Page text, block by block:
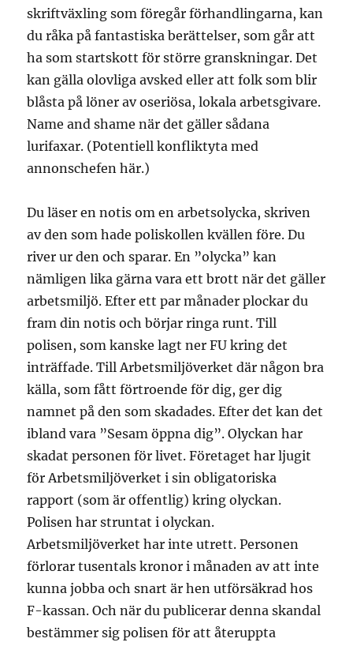
skriftväxling som föregår förhandlingarna, kan
du råka på fantastiska berättelser, som går att
ha som startskott för större granskningar. Det
kan gälla olovliga avsked eller att folk som blir
blåsta på löner av oseriösa, lokala arbetsgivare.
Name and shame när det gäller sådana
lurifaxar. (Potentiell konfliktyta med
annonschefen här.)
Du läser en notis om en arbetsolycka, skriven
av den som hade poliskollen kvällen före. Du
river ur den och sparar. En ”olycka” kan
nämligen lika gärna vara ett brott när det gäller
arbetsmiljö. Efter ett par månader plockar du
fram din notis och börjar ringa runt. Till
polisen, som kanske lagt ner FU kring det
inträffade. Till Arbetsmiljöverket där någon bra
källa, som fått förtroende för dig, ger dig
namnet på den som skadades. Efter det kan det
ibland vara ”Sesam öppna dig”. Olyckan har
skadat personen för livet. Företaget har ljugit
för Arbetsmiljöverket i sin obligatoriska
rapport (som är offentlig) kring olyckan.
Polisen har struntat i olyckan.
Arbetsmiljöverket har inte utrett. Personen
förlorar tusentals kronor i månaden av att inte
kunna jobba och snart är hen utförsäkrad hos
F-kassan. Och när du publicerar denna skandal
bestämmer sig polisen för att återuppta